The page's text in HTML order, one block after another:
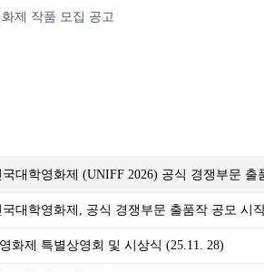
제 작품 모집 공고
대학영화제 (UNIFF 2026) 공식 경쟁부문 출
국대학영화제, 공식 경쟁부문 출품작 공모 시
화제 특별상영회 및 시상식 (25.11. 28)